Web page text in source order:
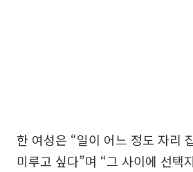
한 여성은 “일이 어느 정도 자리
미루고 싶다”며 “그 사이에 선택